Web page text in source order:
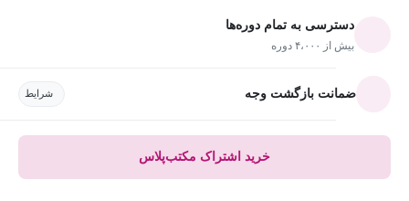
دسترسی به تمام دوره‌ها
بیش از ۴،۰۰۰ دوره
ضمانت بازگشت وجه شرایط
خرید اشتراک مکتب‌پلاس